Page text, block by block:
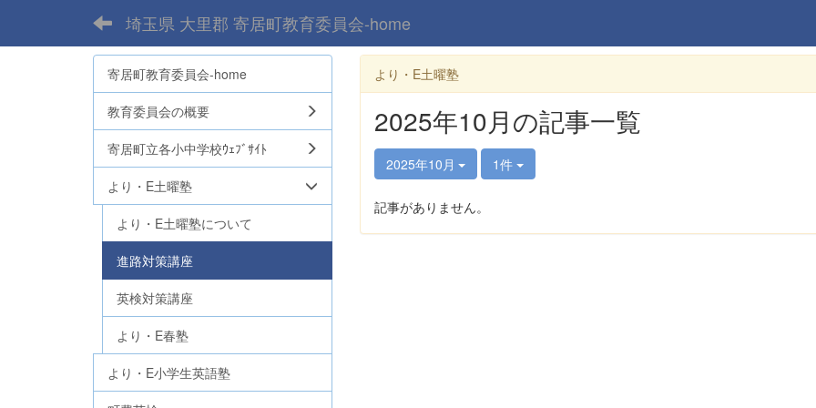
埼玉県 大里郡 寄居町教育委員会-home
より・E土曜塾
2025年10月の記事一覧
2025年10月 1件
記事がありません。
寄居町教育委員会-home
教育委員会の概要
寄居町立各小中学校ｳｪﾌﾞｻｲﾄ
より・E土曜塾
より・E土曜塾について
進路対策講座
英検対策講座
より・E春塾
より・E小学生英語塾